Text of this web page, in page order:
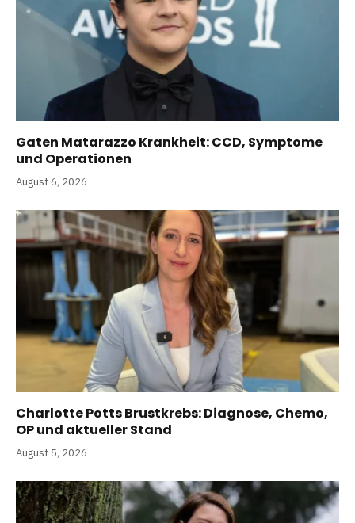
Gaten Matarazzo Krankheit: CCD, Symptome
und Operationen
August 6, 2026
Charlotte Potts Brustkrebs: Diagnose, Chemo,
OP und aktueller Stand
August 5, 2026